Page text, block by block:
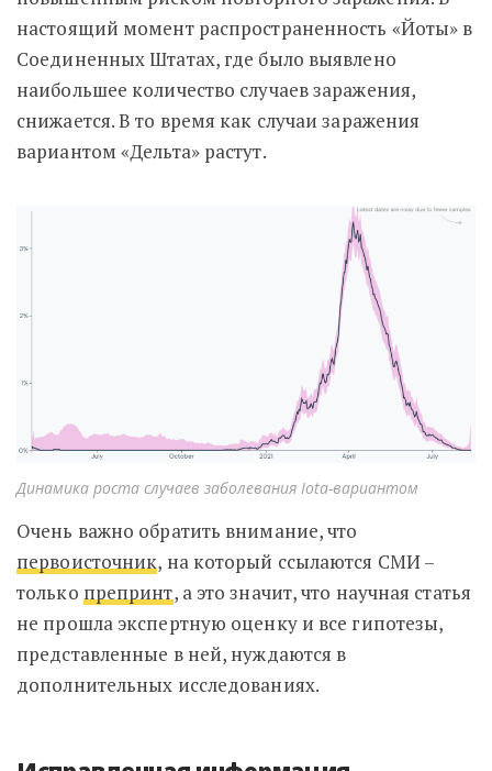
настоящий момент распространенность «Йоты» в
Соединенных Штатах, где было выявлено
наибольшее количество случаев заражения,
снижается. В то время как случаи заражения
вариантом «Дельта» растут.
Динамика роста случаев заболевания Iota-вариантом
Очень важно обратить внимание, что
первоисточник, на который ссылаются СМИ –
только препринт, а это значит, что научная статья
не прошла экспертную оценку и все гипотезы,
представленные в ней, нуждаются в
дополнительных исследованиях.